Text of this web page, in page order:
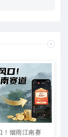
！烟雨江南赛